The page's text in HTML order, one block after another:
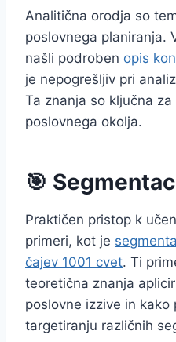
Analitična orodja so
poslovnega planiranja.
našli podroben opis
je nepogrešljiv pri
Ta znanja so ključna
poslovnega okolja.
🎯
Praktičen pristop k
primeri, kot je
čajev 1001 cvet. Ti
teoretična znanja
poslovne izzive in
targetiranju različnih